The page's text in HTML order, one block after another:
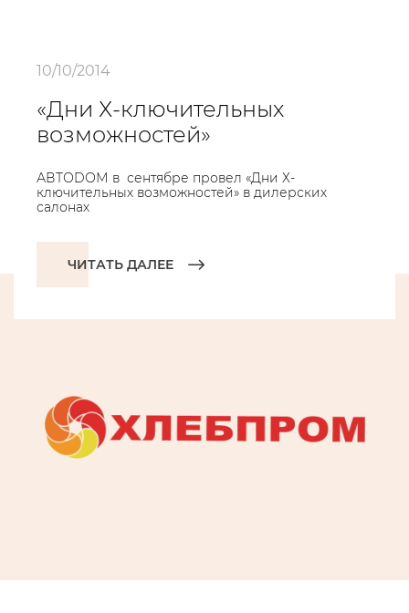
10/10/2014
«Дни Х-ключительных
возможностей»
АВТОDОМ в сентябре провел «Дни Х-
ключительных возможностей» в дилерских
салонах
ЧИТАТЬ ДАЛЕЕ